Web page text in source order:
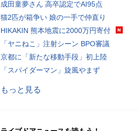
成田童夢さん 高卒認定でAI95点
猫2匹が箱争い 娘の一手で仲直り
HIKAKIN 熊本地震に2000万円寄付
「ヤニねこ」注射シーン BPO審議
京都に「新たな移動手段」初上陸
「スパイダーマン」旋風やまず
もっと見る